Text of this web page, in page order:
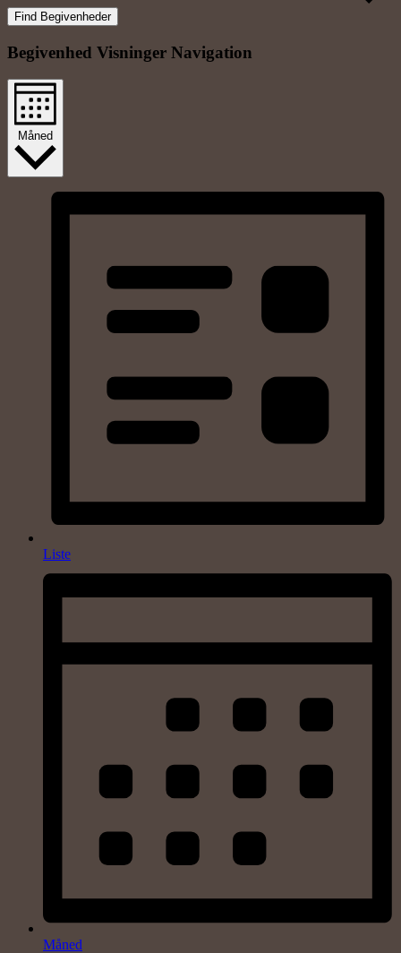
Find Begivenheder
Begivenhed Visninger Navigation
Måned
Liste
Måned